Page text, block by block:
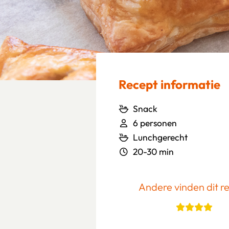
Recept informatie
Snack
6 personen
Lunchgerecht
20-30 min
Andere vinden dit